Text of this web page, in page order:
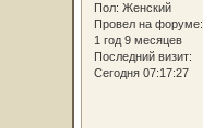
Пол: Женский
Провел на форуме:
1 год 9 месяцев
Последний визит:
Сегодня 07:17:27